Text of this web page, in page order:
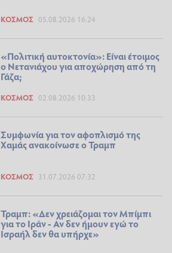
ΚΌΣΜΟΣ 05.08.2026 16:24
«Πολιτική αυτοκτονία»: Είναι έτοιμος
ο Νετανιάχου για αποχώρηση από τη
Γάζα;
ΚΌΣΜΟΣ 02.08.2026 10:33
Συμφωνία για τον αφοπλισμό της
Χαμάς ανακοίνωσε ο Τραμπ
ΚΌΣΜΟΣ 31.07.2026 07:32
Τραμπ: «Δεν χρειάζομαι τον Μπίμπι
για το Ιράν - Αν δεν ήμουν εγώ το
Ισραήλ δεν θα υπήρχε»